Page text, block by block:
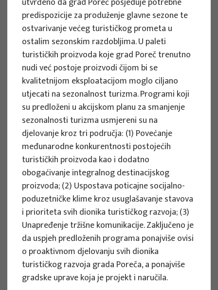
ZNANSTVENI PROJEKTI
Kognitivne pristranosti kao izvor
suboptimalnih odluka u turizmu i
problema (ne)održivosti:
Razumijevanjem pristranosti do
kvalitetnijeg upravljanja turizmom -
BIASTOUR
Voditelj projekta
Ivan Sever
Razdoblje provedbe : 2024. - 2027.
Vidi više
ZNANSTVENI PROJEKTI
Učinkovitost mjera prilagodbe i
ublažavanja učinaka klimatskih
promjena u turizmu - COMMITMENT
predispozicije za produženje glavne sezone te
ostvarivanje većeg turističkog prometa u
ostalim sezonskim razdobljima. U paleti
turističkih proizvoda koje grad Poreč trenutno
nudi već postoje proizvodi čijom bi se
kvalitetnijom eksploatacijom moglo ciljano
utjecati na sezonalnost turizma. Programi koji
su predloženi u akcijskom planu za smanjenje
sezonalnosti turizma usmjereni su na
djelovanje kroz tri područja: (1) Povećanje
međunarodne konkurentnosti postojećih
turističkih proizvoda kao i dodatno
obogaćivanje integralnog destinacijskog
proizvoda; (2) Uspostava poticajne socijalno-
poduzetničke klime kroz usuglašavanje stavova
i prioriteta svih dionika turističkog razvoja; (3)
Unapređenje tržišne komunikacije. Zaključeno je
da uspjeh predloženih programa ponajviše ovisi
o proaktivnom djelovanju svih dionika
turističkog razvoja grada Poreča, a ponajviše
gradske uprave koja je projekt i naručila.